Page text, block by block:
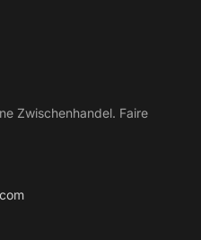
Zwischenhandel. Faire